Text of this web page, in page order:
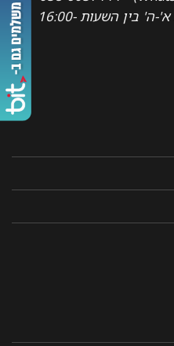
א'-ה' בין השעות 16:00-